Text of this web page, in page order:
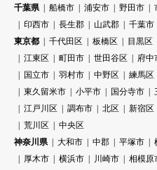
千葉県
船橋市 浦安市 野田市
印西市
長生郡 山武郡 千葉市
東京都
千代田区 板橋区 目黒区
江東区
町田市 世田谷区 府中
国立市
羽村市 中野区 練馬区
東久留米市
小平市 国分寺市
江戸川区
調布市 北区 新宿区
荒川区
中央区
神奈川県
大和市 中郡 平塚市
厚木市
横浜市 川崎市 相模原